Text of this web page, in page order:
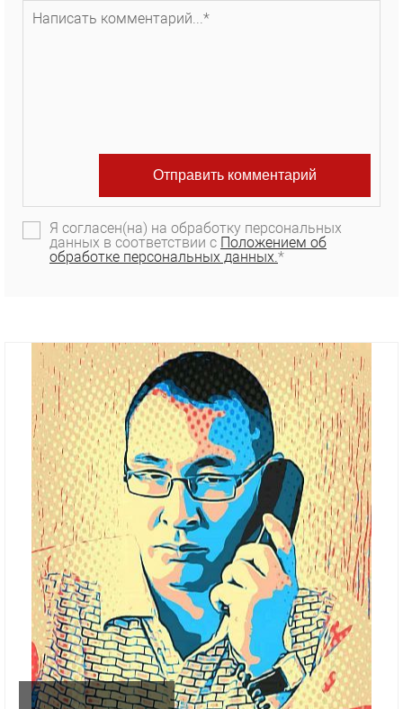
Я согласен(на) на обработку персональных
данных в соответствии с Положением об
обработке персональных данных. *